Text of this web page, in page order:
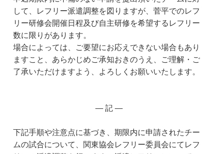
して、レフリー派遣調整を図りますが、菅平でのレフ
リー研修会開催日程及び自主研修を希望するレフリー
数に限りがあります。
場合によっては、ご要望にお応えできない場合もあり
ますこと、あらかじめご承知おきのうえ、ご理解・ご
了承いただけますよう、よろしくお願いいたします。
― 記 ―
下記手順や注意点に基づき、期限内に申請されたチー
ムの試合について、関東協会レフリー委員会にてレフ